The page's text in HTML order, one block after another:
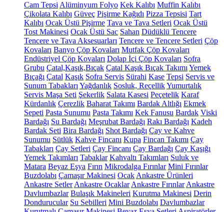
Cam Tepsi Alüminyum Folyo Kek Kalıbı Muffin Kalıbı
Çikolata Kalıbı Güveç Pişirme Kağıdı Pizza Tepsisi Tart
Kalıbı Ocak Üstü Pişirme Tava ve Tava Setleri Ocak Üstü
Tost Makinesi Ocak Üstü Sac Sahan Düdüklü Tencere
Tencere ve Tava Aksesuarları Tencere ve Tencere Setleri Çöp
Kovaları Banyo Çöp Kovaları Mutfak Çöp Kovaları
Endüstriyel Çöp Kovaları Dolap İçi Çöp Kovaları Sofra
Grubu Çatal,Kaşık,Bıçak Çatal Kaşık Bıçak Takımı Yemek
Bıçağı Çatal Kaşık Sofra Servis Sürahi Kase Tepsi Servis ve
Sunum Tabakları Yağdanlık Sosluk, ReçellikYumurtalık
Servis Maşa Seti Şekerlik Salata Kasesi Peçetelik Karaf
Kürdanlık Çerezlik Baharat Takımı Bardak Altlığı Ekmek
Sepeti Pasta Sunumu Pasta Takımı Kek Fanusu Bardak Viski
Bardağı Su Bardağı Meşrubat Bardağı Rakı Bardağı Kadeh
Bardak Seti Bira Bardağı Shot Bardağı Çay ve Kahve
Sunumu Sütlük Kahve Fincanı Kupa Fincan Takımı Çay
Tabakları Çay Setleri Çay Fincanı Çay Bardağı Çay Kaşığı
Yemek Takımları Tabaklar Kahvaltı Takımları Suluk ve
Matara Beyaz Eşya Fırın Mikrodalga Fırınlar Mini Fırınlar
Buzdolabı Çamaşır Makinesi Ocak Ankastre Ürünleri
Ankastre Setler Ankastre Ocaklar Ankastre Fırınlar Ankastre
Davlumbazlar Bulaşık Makineleri Kurutma Makinesi Derin
Dondurucular Su Sebilleri Mini Buzdolabı Davlumbazlar